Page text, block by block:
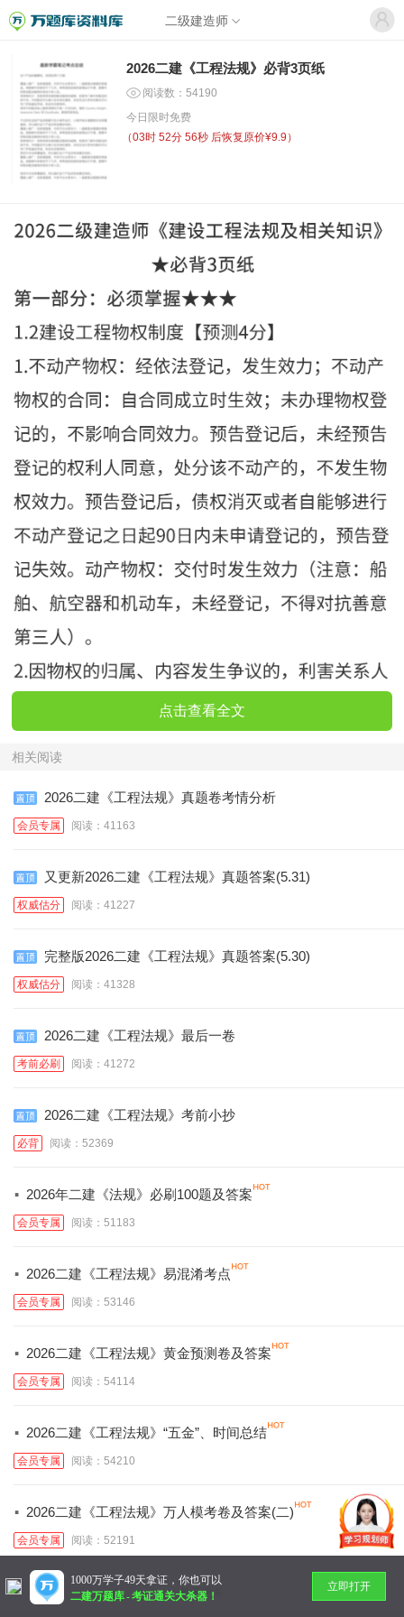
二级建造师
2026二建《工程法规》必背3页纸
阅读数：54190
今日限时免费
（03时 52分 56秒 后恢复原价¥9.9）
点击查看全文
相关阅读
2026二建《工程法规》真题卷考情分析
会员专属 阅读：41163
又更新2026二建《工程法规》真题答案(5.31)
权威估分 阅读：41227
完整版2026二建《工程法规》真题答案(5.30)
权威估分 阅读：41328
2026二建《工程法规》最后一卷
考前必刷 阅读：41272
2026二建《工程法规》考前小抄
必背 阅读：52369
· 2026年二建《法规》必刷100题及答案
会员专属 阅读：51183
· 2026二建《工程法规》易混淆考点
会员专属 阅读：53146
· 2026二建《工程法规》黄金预测卷及答案
会员专属 阅读：54114
· 2026二建《工程法规》“五金”、时间总结
会员专属 阅读：54210
· 2026二建《工程法规》万人模考卷及答案(二)
会员专属 阅读：52191
暂无更多
1000万学子49天拿证，你也可以
二建万题库-考证通关大杀器！
立即打开